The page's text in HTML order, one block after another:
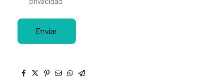
Enviar